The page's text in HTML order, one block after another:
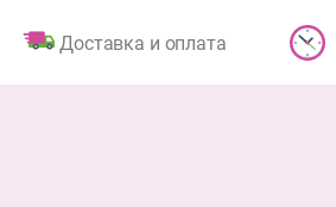
Доставка и оплата